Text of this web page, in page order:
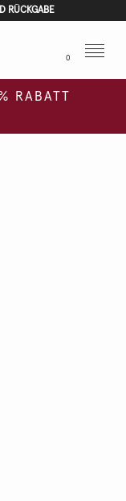
RÜCKGABE
0
Menu
RABATT